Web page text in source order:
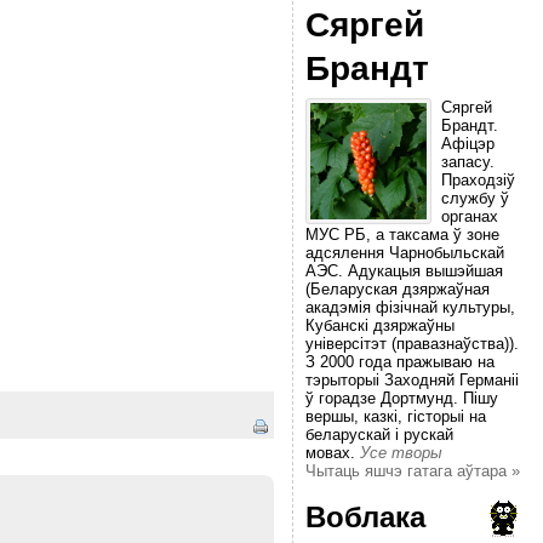
Сяргей
Брандт
Сяргей
Брандт.
Афіцэр
запасу.
Праходзіў
службу ў
органах
МУС РБ, а таксама ў зоне
адсялення Чарнобыльскай
АЭС. Адукацыя вышэйшая
(Беларуская дзяржаўная
акадэмія фізічнай культуры,
Кубанскі дзяржаўны
універсітэт (правазнаўства)).
З 2000 года пражываю на
тэрыторыі Заходняй Германіі
ў горадзе Дортмунд. Пішу
вершы, казкі, гісторыі на
беларускай і рускай
мовах. Усе творы
Чытаць яшчэ гатага аўтара »
Воблака